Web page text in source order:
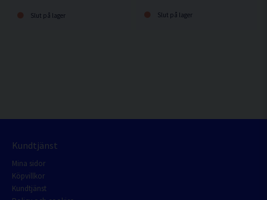
Slut på lager Slut på lager
Kundtjänst
Mina sidor
Köpvillkor
Kundtjänst